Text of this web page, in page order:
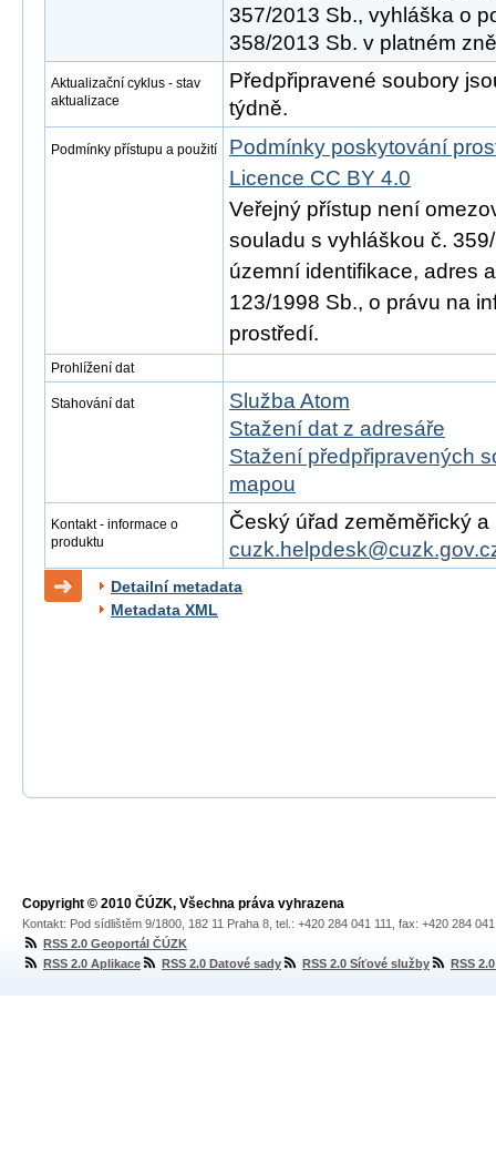
357/2013 Sb., vyhláška o
358/2013 Sb. v platném
Aktualizační cyklus - stav
aktualizace
Předpřipravené soubory
týdně.
Podmínky přístupu a použití
Podmínky poskytování
Licence CC BY 4.0
Veřejný přístup není
souladu s vyhláškou č.
územní identifikace, adres
123/1998 Sb., o právu na
prostředí.
Prohlížení dat
Stahování dat
Služba Atom
Stažení dat z adresáře
Stažení předpřipravených
mapou
Kontakt - informace o
produktu
Český úřad zeměměřický
Detailní metadata
Metadata XML
Copyright © 2010 ČÚZK, Všechna práva vyhrazena
Kontakt: Pod sídlištěm 9/1800, 182 11 Praha 8, tel.: +420 284 041 111, fax: +420 284
RSS 2.0 Geoportál ČÚZK
RSS 2.0 Aplikace
RSS 2.0 Datové sady RSS 2.0 Síťové služby RSS